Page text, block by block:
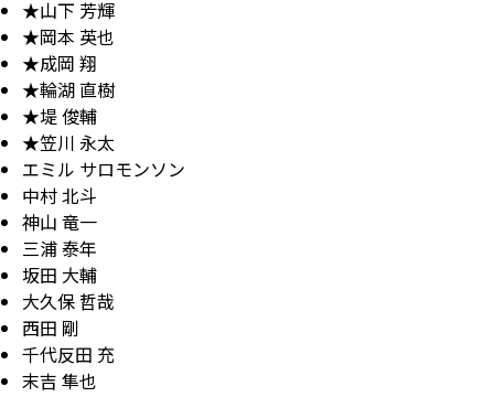
★山下 芳輝
★岡本 英也
★成岡 翔
★輪湖 直樹
★堤 俊輔
★笠川 永太
エミル サロモンソン
中村 北斗
神山 竜一
三浦 泰年
坂田 大輔
大久保 哲哉
西田 剛
千代反田 充
末吉 隼也